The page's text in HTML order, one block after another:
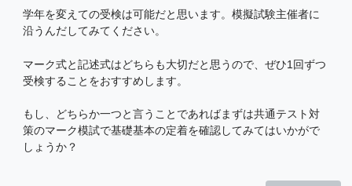
学年を変えての受検は可能だと思います。模擬試験主催者に
沿うんだしてみてください。
マーク式と記述式はどちらも大切だと思うので、ぜひ1回ずつ
受検することをおすすめします。
もし、どちらか一つと言うことであればまずは共通テスト対
策のマーク模試で基礎基本の定着を確認してみてはいかがで
しょうか？